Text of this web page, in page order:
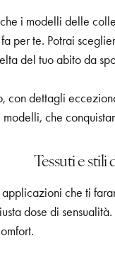
i modelli delle
per te. Potrai
del tuo abito da
con dettagli
che
Tessuti e stili
che ti
dose di